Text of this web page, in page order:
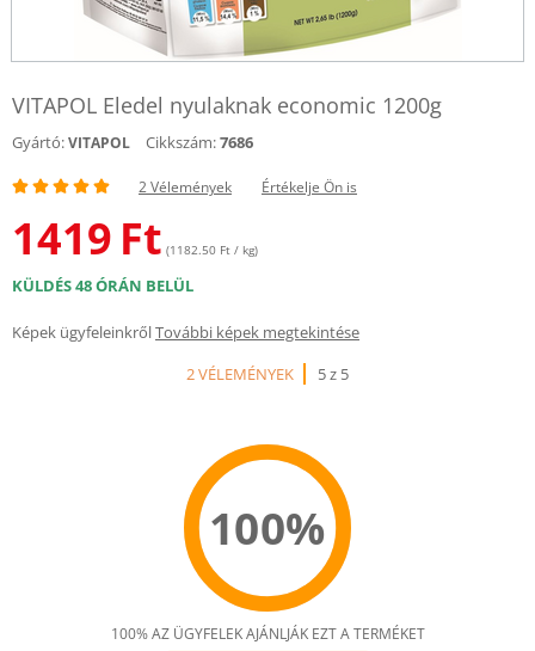
VITAPOL Eledel nyulaknak economic 1200g
Gyártó:VITAPOL Cikkszám:7686
2 Vélemények Értékelje Ön is
1419 Ft (1182.50 Ft / kg)
KÜLDÉS 48 ÓRÁN BELÜL
Képek ügyfeleinkrőlTovábbi képek megtekintése
2 VÉLEMÉNYEK
5 z 5
100%
100% AZ ÜGYFELEK AJÁNLJÁK EZT A TERMÉKET